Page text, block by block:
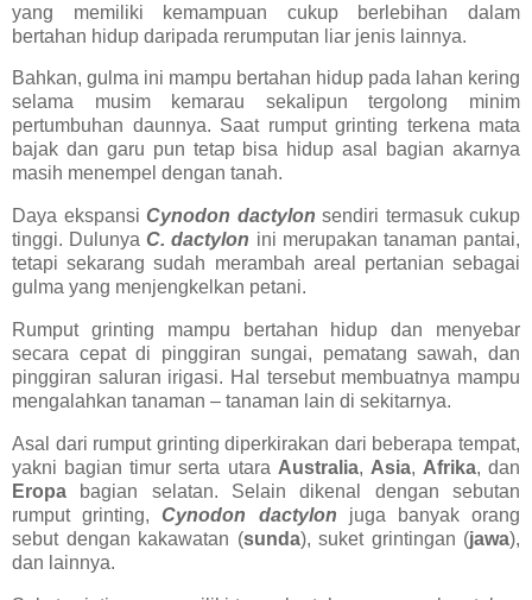
yang memiliki kemampuan cukup berlebihan dalam
bertahan hidup daripada rerumputan liar jenis lainnya.
Bahkan, gulma ini mampu bertahan hidup pada lahan kering
selama musim kemarau sekalipun tergolong minim
pertumbuhan daunnya. Saat rumput grinting terkena mata
bajak dan garu pun tetap bisa hidup asal bagian akarnya
masih menempel dengan tanah.
Daya ekspansi Cynodon dactylon sendiri termasuk cukup
tinggi. DulunyaC. dactylon ini merupakan tanaman pantai,
tetapi sekarang sudah merambah areal pertanian sebagai
gulma yang menjengkelkan petani.
Rumput grinting mampu bertahan hidup dan menyebar
secara cepat di pinggiran sungai, pematang sawah, dan
pinggiran saluran irigasi. Hal tersebut membuatnya mampu
mengalahkan tanaman – tanaman lain di sekitarnya.
Asal dari rumput grinting diperkirakan dari beberapa tempat,
yakni bagian timur serta utara Australia, Asia, Afrika, dan
Eropa bagian selatan. Selain dikenal dengan sebutan
rumput grinting,Cynodon dactylon juga banyak orang
sebut dengan kakawatan (sunda), suket grintingan (jawa),
dan lainnya.